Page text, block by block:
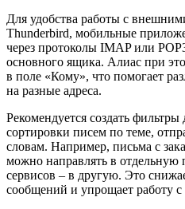
Для удобства работы с
Thunderbird, мобильные
через протоколы IMAP или
основного ящика. Алиас при
в поле «Кому», что помогает
на разные адреса.
Рекомендуется создать фильтры
сортировки писем по теме,
словам. Например, письма с
можно направлять в отдельную
сервисов – в другую. Это
сообщений и упрощает работу с